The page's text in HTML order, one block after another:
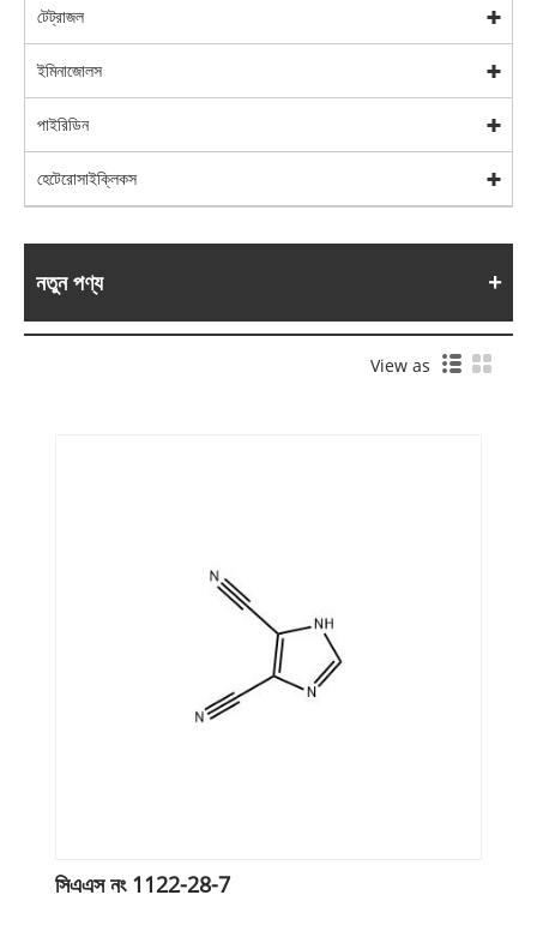
টেট্রাজল
ইমিনাজোলস
পাইরিডিন
হেটেরোসাইক্লিকস
নতুন পণ্য
View as
সিএএস নং 1122-28-7